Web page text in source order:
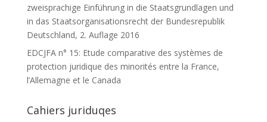
zweisprachige Einführung in die Staatsgrundlagen und
in das Staatsorganisationsrecht der Bundesrepublik
Deutschland, 2. Auflage 2016
EDCJFA n° 15: Etude comparative des systèmes de
protection juridique des minorités entre la France,
l’Allemagne et le Canada
Cahiers juriduqes